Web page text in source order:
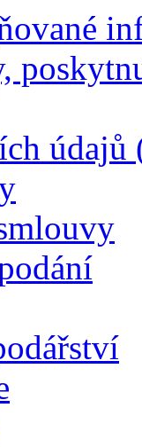
údajů